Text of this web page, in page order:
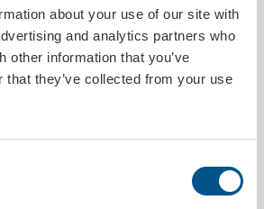
about your use of our site with
and analytics partners who
other information that you’ve
that they’ve collected from your use
Nej
100 st